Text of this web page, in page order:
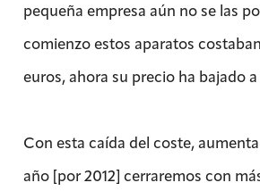
pequeña empresa aún no se las
comienzo estos aparatos
euros, ahora su precio ha bajado
Con esta caída del coste,
año [por 2012] cerraremos con